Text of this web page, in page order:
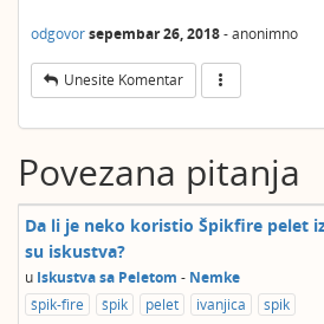
odgovorsepembar 26, 2018-anonimno
Unesite Komentar
Povezana pitanja
Da li je neko koristio Špikfire pelet
su iskustva?
u Iskustva sa Peletom - Nemke
špik-fire
špik pelet ivanjica spik